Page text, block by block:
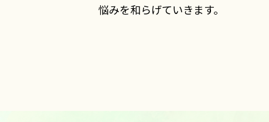
悩みを和らげていきます。